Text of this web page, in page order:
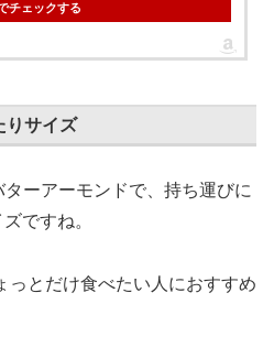
チェックする
りサイズ
ーアーモンドで、持ち運びに
ですね。
っとだけ食べたい人におすすめ